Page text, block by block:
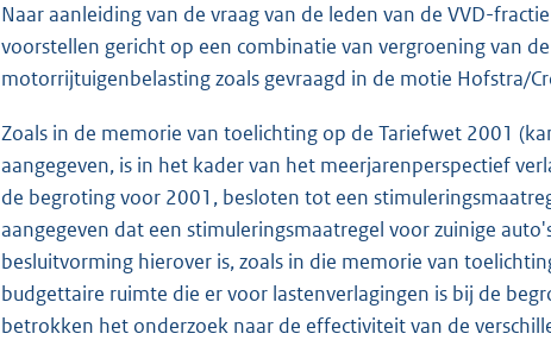
Naar aanleiding van de vraag van de leden van de VVD-
voorstellen gericht op een combinatie van vergroening van
motorrijtuigenbelasting zoals gevraagd in de motie Hofstra/
Zoals in de memorie van toelichting op de Tariefwet 2001
aangegeven, is in het kader van het meerjarenperspectief
de begroting voor 2001, besloten tot een
aangegeven dat een stimuleringsmaatregel voor zuinige
besluitvorming hierover is, zoals in die memorie van
budgettaire ruimte die er voor lastenverlagingen is bij de
betrokken het onderzoek naar de effectiviteit van de